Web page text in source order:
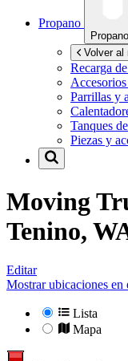
Propano
Propano
Volver al
Recarga
Parrillas y
Tanques
Piezas y
Moving
Tenino,
Editar
Mostrar ubicaciones en
Lista
Mapa